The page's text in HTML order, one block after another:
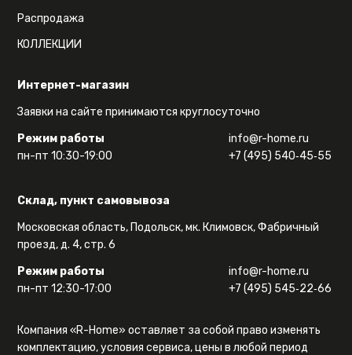
Интернет-магазин
Заявки на сайте принимаются круглосуточно
Режим работы
пн-пт 10:30-19:00
info@r-home.ru
+7 (495) 540‑45‑55
Склад, пункт самовывоза
Московская область, Подольск, мк. Климовск, Фабричный
проезд, д. 4, стр. 6
Режим работы
пн-пт 12:30-17:00
info@r-home.ru
+7 (495) 545‑22‑66
Распродажа
КОЛЛЕКЦИИ
Компания «R-Home» оставляет за собой право изменять
комплектацию, условия сервиса, цены в любой период